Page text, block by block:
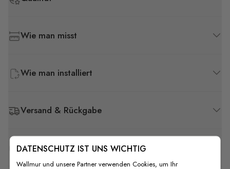
Wie man misst
Wie man installiert
Versand & Rückgabe
F.A.Q
DATENSCHUTZ IST UNS WICHTIG
Wallmur und unsere Partner verwenden Cookies, um Ihr